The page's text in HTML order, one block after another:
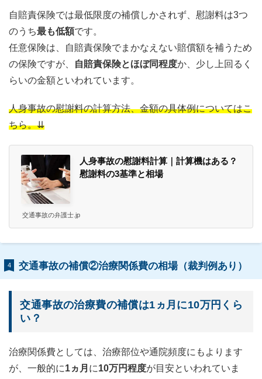
自賠責保険では最低限度の補償しかされず、慰謝料は3つ
のうち最も低額です。
任意保険は、自賠責保険でまかなえない賠償額を補うため
の保険ですが、
自賠責保険とほぼ同程度か、少し上回るく
らいの金額といわれています。
人身事故の慰謝料の計算方法、金額の具体例についてはこ
ちら。⇊
人身事故の慰謝料計算｜計算機はある？
慰謝料の3基準と相場
交通事故の弁護士.jp
4 交通事故の補償②治療関係費の相場（裁判例あり）
交通事故の治療費の補償は1ヵ月に10万円くら
い？
治療関係費としては、治療部位や通院頻度にもよります
が、一般的に1ヵ月 に10万円程度が目安といわれていま